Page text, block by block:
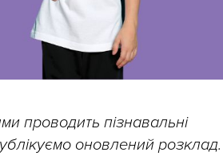
проводить пізнавальні
оновлений розклад.